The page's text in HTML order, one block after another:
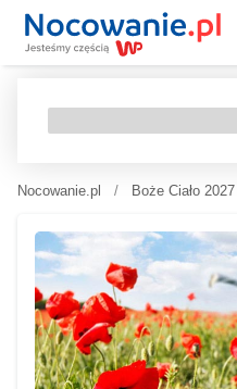
Nocowanie.pl Boże Ciało 2027